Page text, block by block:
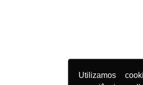
Utilizamos